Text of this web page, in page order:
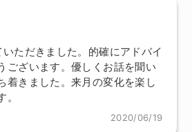
ただきました。的確にアドバイ
ございます。優しくお話を聞い
着きました。来月の変化を楽し
2020/06/19